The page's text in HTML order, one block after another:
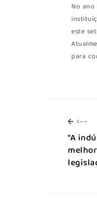
No
este
para
<--
“A